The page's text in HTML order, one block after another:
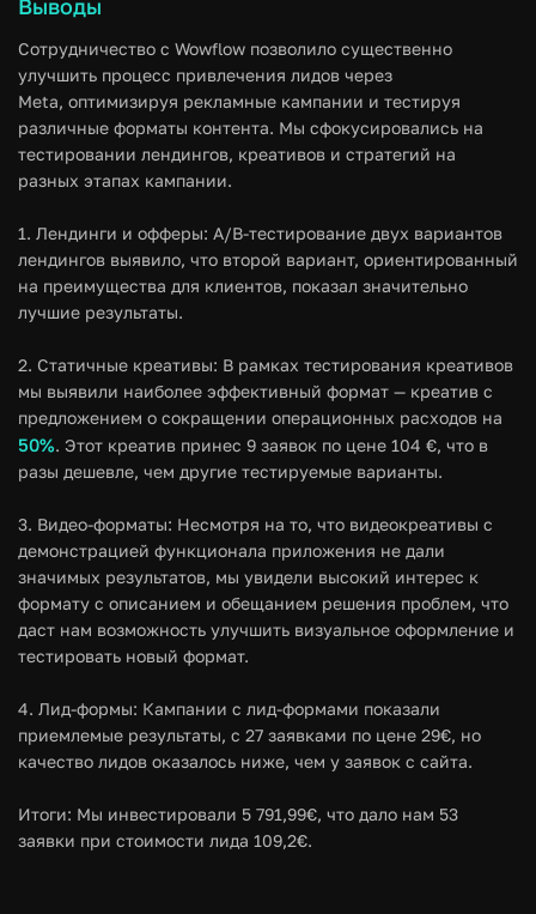
Выводы
Сотрудничество с Wowflow позволило существенно
улучшить процесс привлечения лидов через
Meta, оптимизируя рекламные кампании и тестируя
различные форматы контента. Мы сфокусировались на
тестировании лендингов, креативов и стратегий на
разных этапах кампании.
1. Лендинги и офферы: A/B-тестирование двух вариантов
лендингов выявило, что второй вариант, ориентированный
на преимущества для клиентов, показал значительно
лучшие результаты.
2. Статичные креативы: В рамках тестирования креативов
мы выявили наиболее эффективный формат — креатив с
предложением о сокращении операционных расходов на
50%. Этот креатив принес 9 заявок по цене 104 €, что в
разы дешевле, чем другие тестируемые варианты.
3. Видео-форматы: Несмотря на то, что видеокреативы с
демонстрацией функционала приложения не дали
значимых результатов, мы увидели высокий интерес к
формату с описанием и обещанием решения проблем, что
даст нам возможность улучшить визуальное оформление и
тестировать новый формат.
4. Лид-формы: Кампании с лид-формами показали
приемлемые результаты, с 27 заявками по цене 29€, но
качество лидов оказалось ниже, чем у заявок с сайта.
Итоги: Мы инвестировали 5 791,99€, что дало нам 53
заявки при стоимости лида 109,2€.